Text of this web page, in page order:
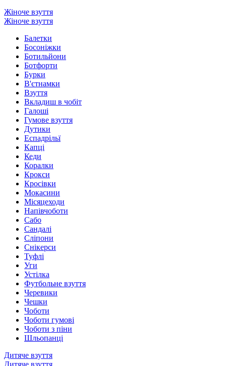
Жіноче взуття
Жіноче взуття
Балетки
Босоніжки
Ботильйони
Ботфорти
Бурки
В'єтнамки
Взуття
Вкладиш в чобіт
Галоші
Гумове взуття
Дутики
Еспадрільї
Капці
Кеди
Коралки
Крокси
Кросівки
Мокасини
Місяцеходи
Напівчоботи
Сабо
Сандалі
Сліпони
Снікерси
Туфлі
Уги
Устілка
Футбольне взуття
Черевики
Чешки
Чоботи
Чоботи гумові
Чоботи з піни
Шльопанці
Дитяче взуття